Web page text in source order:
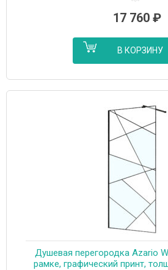
17 760 ₽
В КОРЗИНУ
Душевая перегородка Azario
рамке, графический принт,